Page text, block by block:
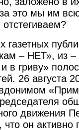
это мы им
газетных
– НЕТ», из –
в гриву»
26 августа
движения
что он активно